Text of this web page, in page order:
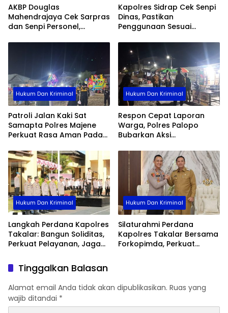
AKBP Douglas
Mahendrajaya Cek Sarpras
dan Senpi Personel,
Operasional Polres Wajo
Kapolres Sidrap Cek Senpi
Dinas, Pastikan
Penggunaan Sesuai
Hukum Dan Kriminal
Patroli Jalan Kaki Sat
Samapta Polres Majene
Perkuat Rasa Aman Pada
Rawan Hingga Permukiman
Nelayan
Hukum Dan Kriminal
Respon Cepat Laporan
Warga, Polres Palopo
Bubarkan Aksi
Kelompok Pemuda
Hukum Dan Kriminal
Langkah Perdana Kapolres
Takalar: Bangun Soliditas,
Perkuat Pelayanan, Jaga
Hukum Dan Kriminal
Silaturahmi Perdana
Kapolres Takalar Bersama
Forkopimda, Perkuat
Tinggalkan Balasan
Alamat email Anda tidak akan dipublikasikan. Ruas yang
wajib ditandai *